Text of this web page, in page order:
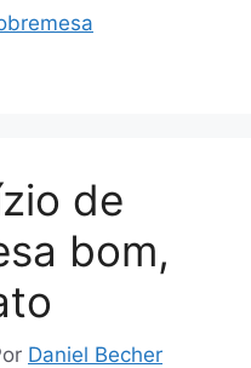
de
bom,
Daniel Becher